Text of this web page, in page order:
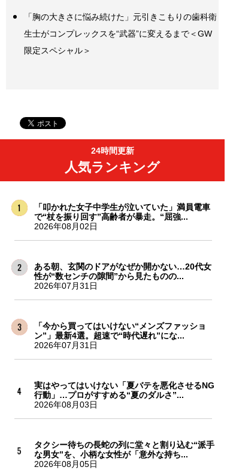
「胸の大きさに悩み続けた」元引きこもりの歯科衛
生士がコンプレックスを“武器”に変えるまで＜GW
限定スペシャル＞
24時間更新
人気ランキング
「叩かれた女子中学生が泣いていた」満員電車
で“杖を振り回す”高齢者が暴走。“屈強...
2026年08月02日
ある朝、玄関のドアがなぜか開かない…20代女
性が“数センチの隙間”から見たものの...
2026年07月31日
「今から買ってはいけない“メンズファッショ
ン”」最新4選。超速で“時代遅れ”にな...
2026年07月31日
実はやってはいけない「夏バテを悪化させるNG
行動」…プロがすすめる“夏のダルさ”...
2026年08月03日
タクシー待ちの長蛇の列に堂々と割り込む“派手
な男女”を、小柄な女性が「意外な持ち...
2026年08月05日